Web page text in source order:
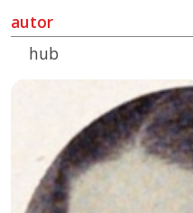
autor
hub